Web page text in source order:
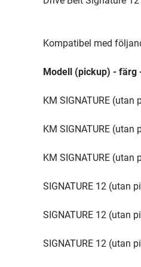
Kompatibel med
Modell (pickup) - färg
KM SIGNATURE (utan
KM SIGNATURE (utan
KM SIGNATURE (utan
SIGNATURE 12 (utan
SIGNATURE 12 (utan
SIGNATURE 12 (utan